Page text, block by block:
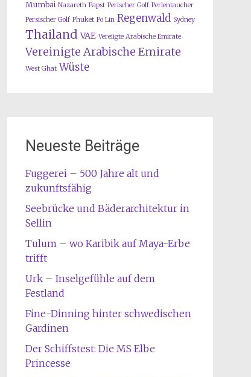
Mumbai Nazareth Papst Perischer Golf Perlentaucher
Persischer Golf Phuket Po Lin Regenwald Sydney
Thailand VAE Vereiigte Arabische Emirate
Vereinigte Arabische Emirate
West Ghat Wüste
Neueste Beiträge
Fuggerei – 500 Jahre alt und
zukunftsfähig
Seebrücke und Bäderarchitektur in
Sellin
Tulum – wo Karibik auf Maya-Erbe
trifft
Urk – Inselgefühle auf dem
Festland
Fine-Dinning hinter schwedischen
Gardinen
Der Schiffstest: Die MS Elbe
Princesse